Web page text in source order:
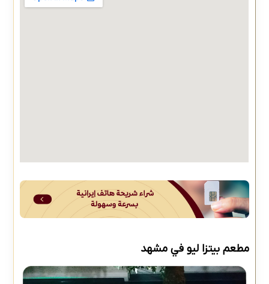
مطعم بيتزا ليو في مشهد